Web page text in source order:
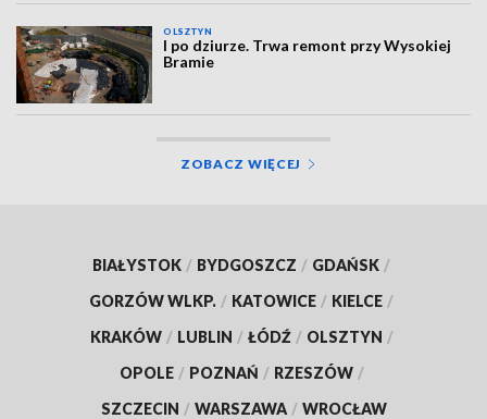
OLSZTYN
I po dziurze. Trwa remont przy Wysokiej
Bramie
ZOBACZ WIĘCEJ
BIAŁYSTOK / BYDGOSZCZ / GDAŃSK /
GORZÓW WLKP. / KATOWICE / KIELCE /
KRAKÓW / LUBLIN / ŁÓDŹ / OLSZTYN /
OPOLE / POZNAŃ / RZESZÓW /
SZCZECIN / WARSZAWA / WROCŁAW